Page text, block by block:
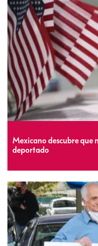
Mexicano descubre que
deportado